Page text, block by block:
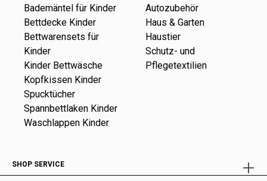
Bademäntel für Kinder
Bettdecke Kinder
Bettwarensets für
Kinder
Kinder Bettwäsche
Kopfkissen Kinder
Spucktücher
Spannbettlaken Kinder
Waschlappen Kinder
Autozubehör
Haus & Garten
Haustier
Schutz- und
Pflegetextilien
SHOP SERVICE